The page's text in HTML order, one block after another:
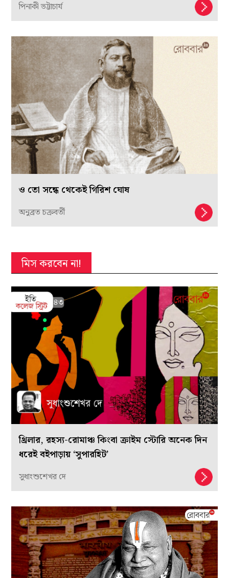
পিনাকী ভট্টাচার্য
ও তো সন্ধে থেকেই গিরিশ ঘোষ
অনুব্রত চক্রবর্তী
মিস করবেন না!
থ্রিলার, রহস্য-রোমাঞ্চ কিংবা ক্রাইম স্টোরি অনেক দিন
ধরেই বইপাড়ায় ‘সুপারহিট’
সুধাংশুশেখর দে